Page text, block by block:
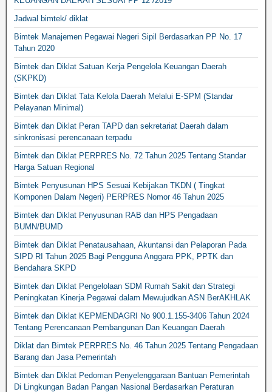
Jadwal bimtek/ diklat
Bimtek Manajemen Pegawai Negeri Sipil Berdasarkan PP No. 17
Tahun 2020
Bimtek dan Diklat Satuan Kerja Pengelola Keuangan Daerah
(SKPKD)
Bimtek dan Diklat Tata Kelola Daerah Melalui E-SPM (Standar
Pelayanan Minimal)
Bimtek dan Diklat Peran TAPD dan sekretariat Daerah dalam
sinkronisasi perencanaan terpadu
Bimtek dan Diklat PERPRES No. 72 Tahun 2025 Tentang Standar
Harga Satuan Regional
Bimtek Penyusunan HPS Sesuai Kebijakan TKDN ( Tingkat
Komponen Dalam Negeri) PERPRES Nomor 46 Tahun 2025
Bimtek dan Diklat Penyusunan RAB dan HPS Pengadaan
BUMN/BUMD
Bimtek dan Diklat Penatausahaan, Akuntansi dan Pelaporan Pada
SIPD RI Tahun 2025 Bagi Pengguna Anggara PPK, PPTK dan
Bendahara SKPD
Bimtek dan Diklat Pengelolaan SDM Rumah Sakit dan Strategi
Peningkatan Kinerja Pegawai dalam Mewujudkan ASN BerAKHLAK
Bimtek dan Diklat KEPMENDAGRI No 900.1.155-3406 Tahun 2024
Tentang Perencanaan Pembangunan Dan Keuangan Daerah
Diklat dan Bimtek PERPRES No. 46 Tahun 2025 Tentang Pengadaan
Barang dan Jasa Pemerintah
Bimtek dan Diklat Pedoman Penyelenggaraan Bantuan Pemerintah
Di Lingkungan Badan Pangan Nasional Berdasarkan Peraturan